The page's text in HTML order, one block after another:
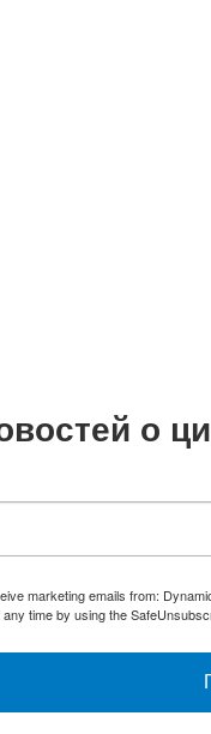
о
marketing emails from:
time by using the